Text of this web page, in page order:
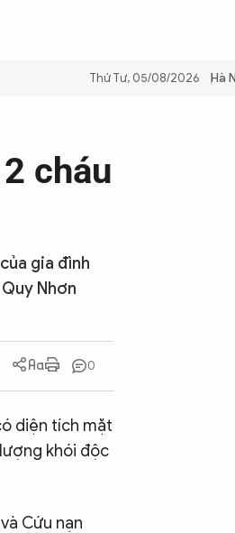
dầu để đảm bảo an ninh năng lượng
Thứ Tư, 05/08/2026 Hà
cháu
gia đình
Nhơn
0
diện tích mặt
khói độc
Cứu nạn